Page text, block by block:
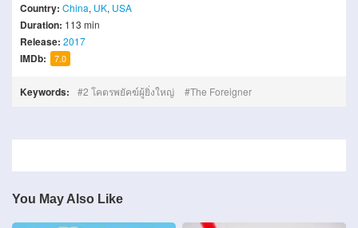
Country: China, UK, USA
Duration: 113 min
Release: 2017
IMDb: 7.0
Keywords: 2 โคตรพยัคฆ์ผู้ยิ่งใหญ่ The Foreigner
You May Also Like